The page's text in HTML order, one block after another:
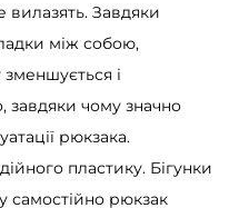
вилазять. Завдяки
між собою,
і
завдяки чому значно
рюкзака.
пластику. Бігунки
самостійно рюкзак